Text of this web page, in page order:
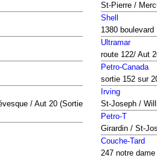
St-Pierre /
Shell
1380 boulevard
Ultramar
route 122/ Aut
Petro-Canada
sortie 152 sur
/ Aut 20 (Sortie
Irving
St-Joseph /
Petro-T
Girardin / St-
Couche-Tard
247 notre